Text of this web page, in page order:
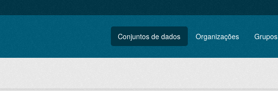
Conjuntos de dados Organizações Grupos